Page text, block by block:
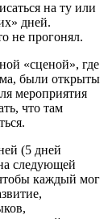
на ту или
дней.
не прогонял.
«сценой», где
были открыты
мероприятия
что там
(5 дней
следующей
каждый мог